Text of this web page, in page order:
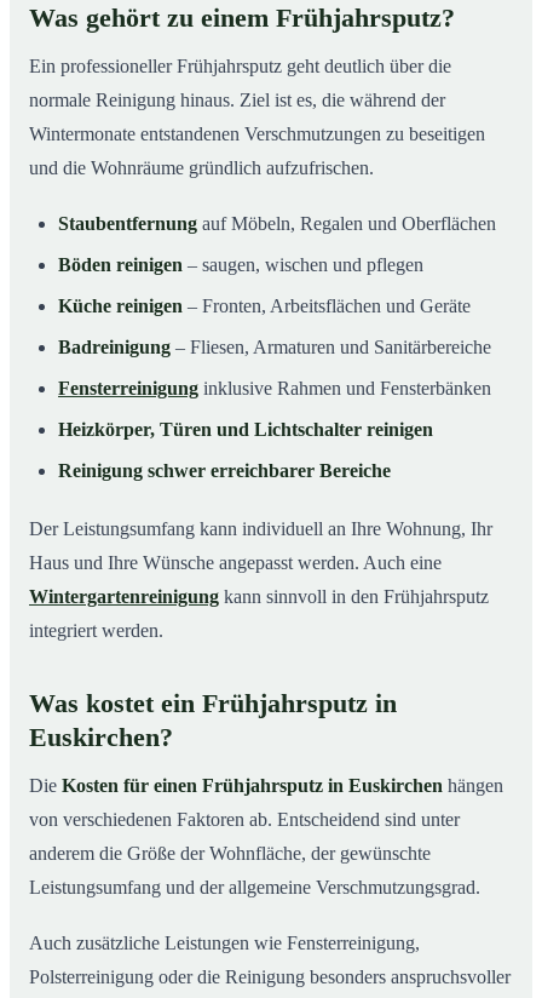
Was gehört zu einem Frühjahrsputz?
Ein professioneller Frühjahrsputz geht deutlich über die
normale Reinigung hinaus. Ziel ist es, die während der
Wintermonate entstandenen Verschmutzungen zu beseitigen
und die Wohnräume gründlich aufzufrischen.
Staubentfernung auf Möbeln, Regalen und Oberflächen
Böden reinigen – saugen, wischen und pflegen
Küche reinigen – Fronten, Arbeitsflächen und Geräte
Badreinigung – Fliesen, Armaturen und Sanitärbereiche
Fensterreinigung inklusive Rahmen und Fensterbänken
Heizkörper, Türen und Lichtschalter reinigen
Reinigung schwer erreichbarer Bereiche
Der Leistungsumfang kann individuell an Ihre Wohnung, Ihr
Haus und Ihre Wünsche angepasst werden. Auch eine
Wintergartenreinigung kann sinnvoll in den Frühjahrsputz
integriert werden.
Was kostet ein Frühjahrsputz in
Euskirchen?
Die Kosten für einen Frühjahrsputz in Euskirchen hängen
von verschiedenen Faktoren ab. Entscheidend sind unter
anderem die Größe der Wohnfläche, der gewünschte
Leistungsumfang und der allgemeine Verschmutzungsgrad.
Auch zusätzliche Leistungen wie Fensterreinigung,
Polsterreinigung oder die Reinigung besonders anspruchsvoller